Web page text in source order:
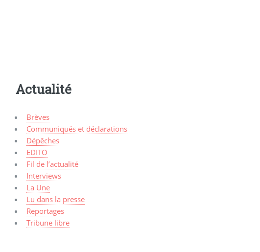
Actualité
Brèves
Communiqués et déclarations
Dépêches
EDITO
Fil de l’actualité
Interviews
La Une
Lu dans la presse
Reportages
Tribune libre